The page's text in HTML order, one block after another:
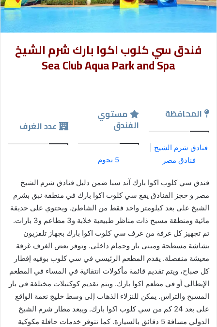
فندق سي كلوب اكوا بارك شرم الشيخ
Sea Club Aqua Park and Spa
المحافظة
فنادق شرم الشيخ
فنادق مصر
مستوي
الفندق
5 نجوم
عدد الغرف
فندق سي كلوب اكوا بارك آند سبا ضمن دليل فنادق شرم الشيخ
مصر و حجز الفنادق يقع سي كلوب اكوا بارك في منطقة نبق بشرم
الشيخ على بعد كيلومتر واحد فقط من الشاطئ. ويحتوي على حديقة
مائية ومنطقة مسبح ذات مناظر طبيعية خلابة و3 مطاعم و3 بارات.
تم تجهيز كل غرفة من غرف سي كلوب اكوا بارك بجهاز تلفزيون
بشاشة مسطحة وميني بار وحمام داخلي. وتوفر بعض الغرف غرفة
معيشة منفصلة. يقدم المطعم الرئيسي في سي كلوب بوفيه إفطار
كل صباح، ويتم تقديم قائمة مأكولات انتقائية في المساء في المطعم
الإيطالي أو في مطعم اكوا بارك. ويتم تقديم كوكتيلات مختلفة في بار
المسبح والتراس. يمكن للنزلاء الذهاب إلى وسط خليج نعمة الواقع
على بعد 24 كم من سي كلوب اكوا بارك. ويبعد مطار شرم الشيخ
الدولي مسافة 5 دقائق بالسيارة. كما تتوفر خدمات حافلة مكوكية